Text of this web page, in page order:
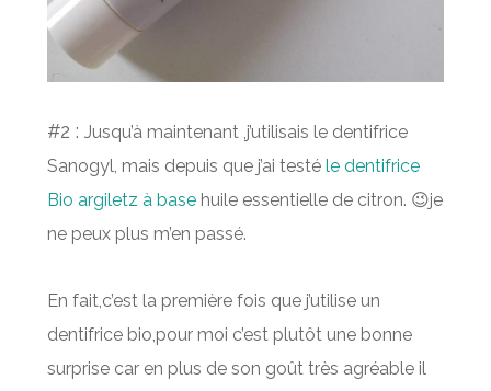
#2 : Jusqu’à maintenant ,j’utilisais le dentifrice
Sanogyl, mais depuis que j’ai testé le dentifrice
Bio argiletz à basehuile essentielle de citron. 😉je
ne peux plus m’en passé.
En fait,c’est la première fois que j’utilise un
dentifrice bio,pour moi c’est plutôt une bonne
surprise car en plus de son goût très agréable il